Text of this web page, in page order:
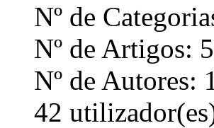
Nº de
Nº de Artigos:
Nº de Autores:
42